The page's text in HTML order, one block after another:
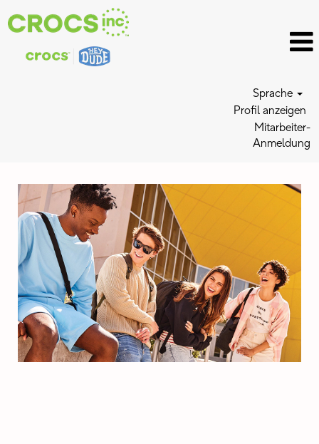
Sprache
Profil anzeigen
Mitarbeiter-
Anmeldung